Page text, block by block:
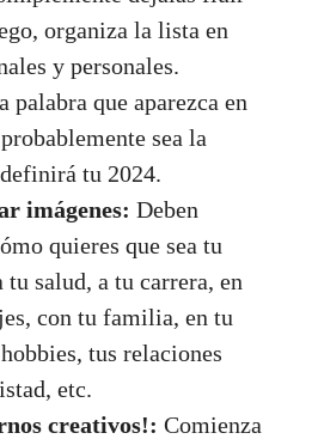
organiza la lista en
y personales.
palabra que aparezca en
sea la
tu 2024.
imágenes: Deben
quieres que sea tu
tu salud, a tu carrera, en
con tu familia, en tu
tus relaciones
etc.
creativos!: Comienza